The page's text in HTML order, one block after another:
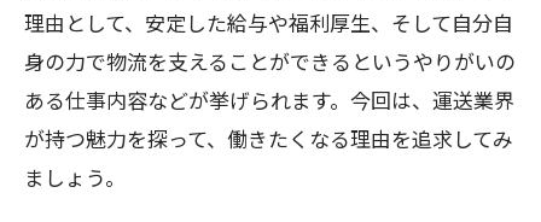
理由として、安定した給与や福利厚生、そして自分自
身の力で物流を支えることができるというやりがいの
ある仕事内容などが挙げられます。今回は、運送業界
が持つ魅力を探って、働きたくなる理由を追求してみ
ましょう。